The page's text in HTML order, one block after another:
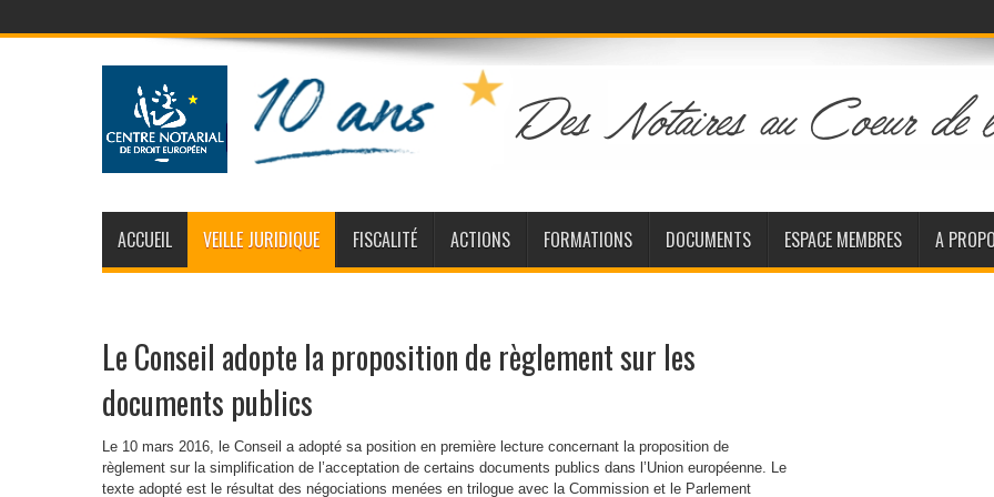
ACCUEIL VEILLE JURIDIQUE FISCALITÉ ACTIONS FORMATIONS DOCUMENTS ESPACE MEMBRES A
Le Conseil adopte la proposition de règlement sur les
documents publics
Le 10 mars 2016, le Conseil a adopté sa position en première lecture concernant la proposition de
règlement sur la simplification de l’acceptation de certains documents publics dans l’Union européenne. Le
texte adopté est le résultat des négociations menées en trilogue avec la Commission et le Parlement